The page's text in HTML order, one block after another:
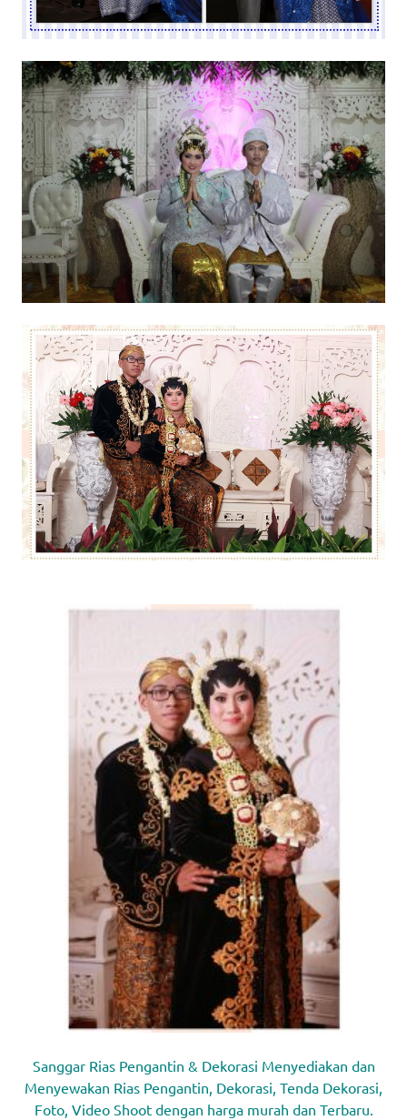
Sanggar Rias Pengantin & Dekorasi Menyediakan dan
Menyewakan Rias Pengantin, Dekorasi, Tenda Dekorasi,
Foto, Video Shoot dengan harga murah dan Terbaru.